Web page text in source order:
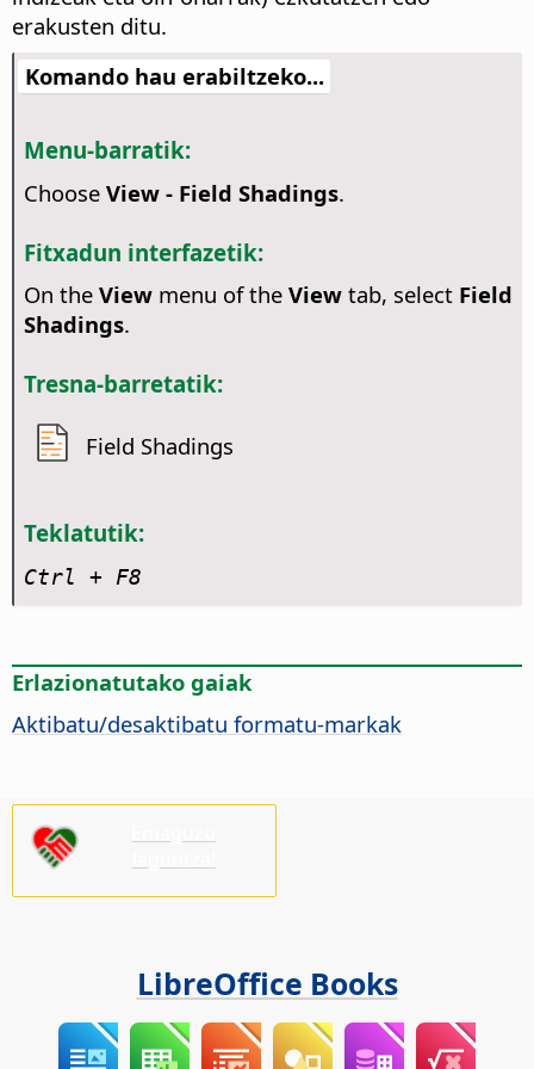
erakusten ditu.
Komando hau erabiltzeko...
Menu-barratik:
Choose View - Field Shadings.
Fitxadun interfazetik:
On the Viewmenu of the Viewtab, select Field
Shadings.
Tresna-barretatik:
Field Shadings
Teklatutik:
Ctrl + F8
Erlazionatutako gaiak
Aktibatu/desaktibatu formatu-markak
LibreOffice Books